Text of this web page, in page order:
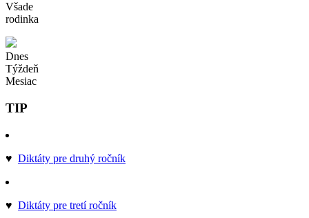
Všade
rodinka
Dnes
Týždeň
Mesiac
TIP
♥ Diktáty pre druhý ročník
♥ Diktáty pre tretí ročník